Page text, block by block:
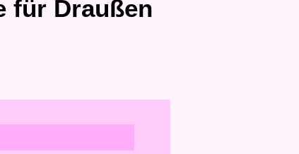
für Draußen